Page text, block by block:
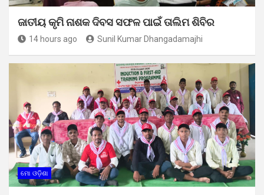
ଜାତୀୟ କୃମି ନାଶକ ଦିବସ ସଫଳ ପାଇଁ ତାଲିମ ଶିବିର
14 hours ago Sunil Kumar Dhangadamajhi
ମୋ ଓଡ଼ିଶା